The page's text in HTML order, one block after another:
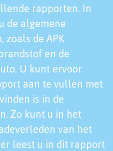
rapporten. In
de algemene
zoals de APK
en de
U kunt ervoor
aan te vullen met
is in de
Zo kunt u in het
van het
leest u in dit rapport